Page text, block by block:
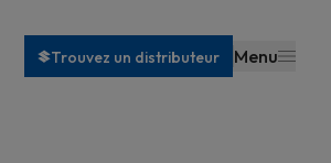
Trouvez un distributeur Menu